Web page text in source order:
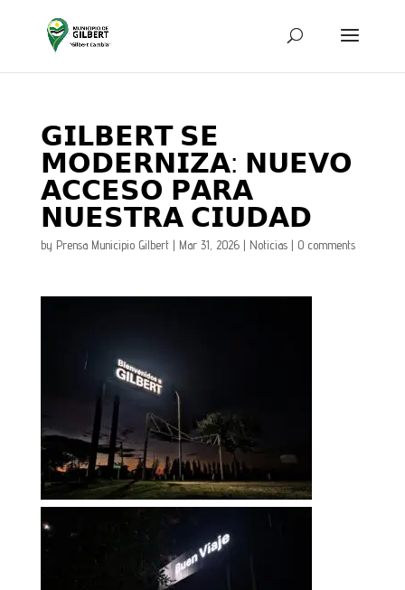
𝗚𝗜𝗟𝗕𝗘𝗥𝗧 𝗦𝗘
𝗠𝗢𝗗𝗘𝗥𝗡𝗜𝗭𝗔: 𝗡𝗨𝗘𝗩𝗢
𝗔𝗖𝗖𝗘𝗦𝗢 𝗣𝗔𝗥𝗔
𝗡𝗨𝗘𝗦𝗧𝗥𝗔 𝗖𝗜𝗨𝗗𝗔𝗗
by Prensa Municipio Gilbert| Mar 31, 2026| Noticias| 0 comments